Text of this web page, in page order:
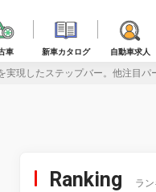
車 新車カタログ 自動車求人
現したステップバー。他注目パ
Ranking ラ